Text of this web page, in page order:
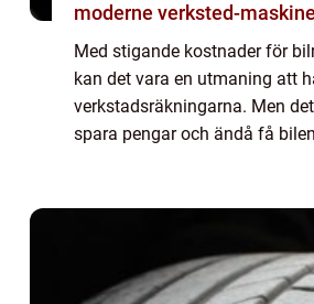
moderne verksted-
Med stigande kostnader för
kan det vara en utmaning att
verkstadsräkningarna. Men
spara pengar och ändå få